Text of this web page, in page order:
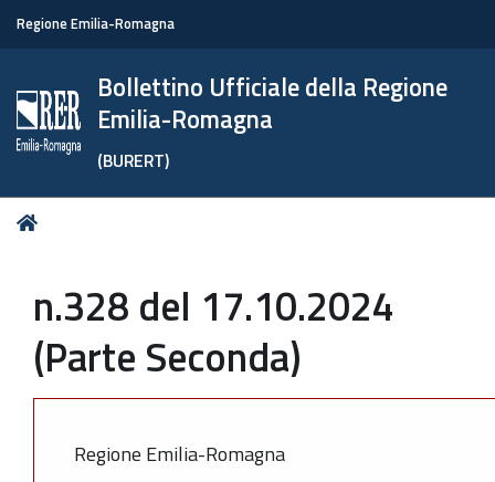
Regione Emilia-Romagna
Bollettino Ufficiale della Regione
Emilia-Romagna
(BURERT)
Tu
n.328 del 17.10.2024
(Parte Seconda)
Regione Emilia-Romagna